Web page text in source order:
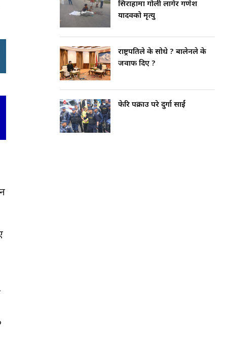
सिराहामा गोली लागेर गणेश
यादवको मृत्यु
राष्ट्रपतिले के सोधे ? बालेनले के
जवाफ दिए ?
फेरि पक्राउ परे दुर्गा प्रसाईं